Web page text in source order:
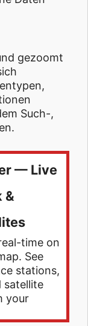
gezoomt
Such-,
— Live
&
time on
See
stations,
satellite
your